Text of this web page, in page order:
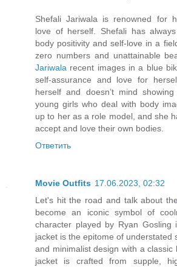
Shefali Jariwala is renowned for
love of herself. Shefali has
body positivity and self-love in a
zero numbers and unattainable
Jariwala recent images in a blue
self-assurance and love for
herself and doesn’t mind
young girls who deal with body
up to her as a role model, and she
accept and love their own bodies.
Ответить
Movie Outfits 17.06.2023, 02:32
Let's hit the road and talk about the
become an iconic symbol of
character played by Ryan
jacket is the epitome of understated
and minimalist design with a classic
jacket is crafted from supple,